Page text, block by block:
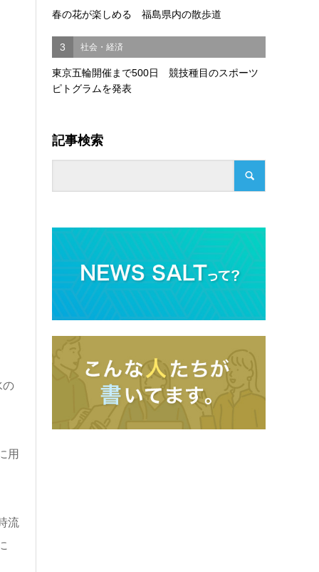
の
用
流
春の花が楽しめる 福島県内の散歩道
3 社会・経済
東京五輪開催まで500日 競技種目のスポーツ
ピトグラムを発表
記事検索